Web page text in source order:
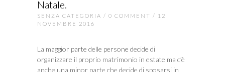
Natale.
SENZA CATEGORIA / 0 COMMENT / 12
NOVEMBRE 2016
La maggior parte delle persone decide di
organizzare il proprio matrimonio in estate ma c’è
anche una minor parte che decide di sposarsi in